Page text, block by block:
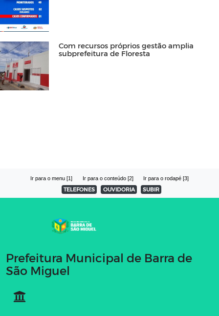
Com recursos próprios gestão amplia
subprefeitura de Floresta
Ir para o menu [1] Ir para o conteúdo [2] Ir para o rodapé [3]
TELEFONES OUVIDORIA SUBIR
Prefeitura Municipal de Barra de
São Miguel